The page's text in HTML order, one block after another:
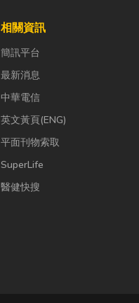
相關資訊
簡訊平台
最新消息
中華電信
英文黃頁(ENG)
平面刊物索取
SuperLife
醫健快搜